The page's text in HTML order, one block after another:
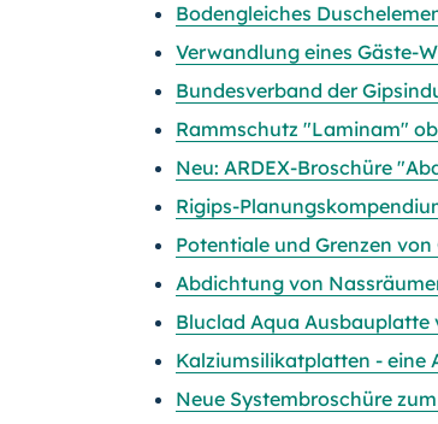
Bodengleiches
Verwandlung eines Gäste-
Bundesverband der
Rammschutz "Laminam"
Neu: ARDEX-Broschüre
Rigips-
Potentiale und Grenzen
Abdichtung von
Bluclad Aqua
Kalziumsilikatplatten - eine
Neue Systembroschüre